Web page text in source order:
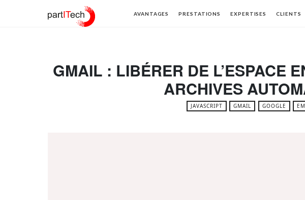
partITech
AVANTAGES PRESTATIONS EXPERTISES CLIENTS
GMAIL : LIBÉRER DE L’ESPACE
ARCHIVES
JAVASCRIPT GMAIL GOOGLE